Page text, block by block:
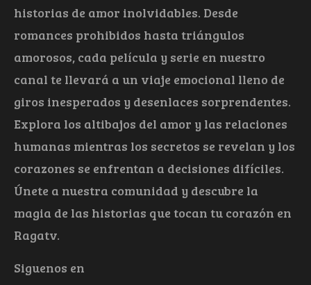
historias de amor inolvidables. Desde
romances prohibidos hasta triángulos
amorosos, cada película y serie en nuestro
canal te llevará a un viaje emocional lleno de
giros inesperados y desenlaces sorprendentes.
Explora los altibajos del amor y las relaciones
humanas mientras los secretos se revelan y los
corazones se enfrentan a decisiones difíciles.
Únete a nuestra comunidad y descubre la
magia de las historias que tocan tu corazón en
Ragatv.
Siguenos en